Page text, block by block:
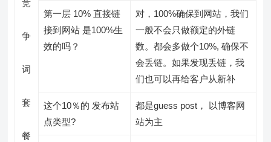
竞
争
词
套
餐
第一层 10% 直接链
接到网站 是100%生
效的吗？
对，100%确保到网站，我们
一般不会只做额定的外链
数。都会多做个10%, 确保不
会丢链。如果发现丢链，我
们也可以再给客户从新补
这个10％的 发布站
点类型?
都是guess post， 以博客网
站为主